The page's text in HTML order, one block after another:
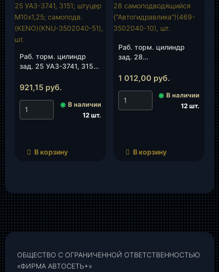
Раб. торм. цилиндр
зад. 25 УАЗ-3741, 3151;
самоподв.(KENO)(KNU-
921,15 руб.
◉ В наличии
12 шт.
В корзину
Раб. торм. цилиндр
зад. 28
(«Автогидравлика»)
1 012,00 руб.
◉ В наличии
12 шт.
В корзину
ОБЩЕСТВО С ОГРАНИЧЕННОЙ ОТВЕТСТВЕННОСТЬЮ
«ФИРМА АВТОСЕТЬ+»